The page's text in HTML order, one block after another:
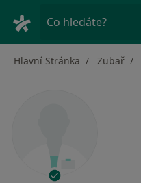
Co hledáte?
Hlavní Stránka Zubař